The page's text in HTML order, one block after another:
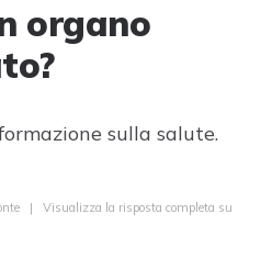
organo
sulla salute.
| Visualizza la risposta completa su